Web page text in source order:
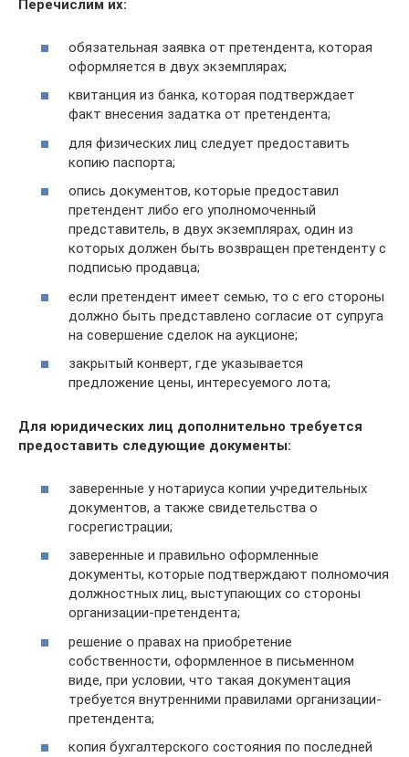
Перечислим их:
обязательная заявка от претендента, которая
оформляется в двух экземплярах;
квитанция из банка, которая подтверждает
факт внесения задатка от претендента;
для физических лиц следует предоставить
копию паспорта;
опись документов, которые предоставил
претендент либо его уполномоченный
представитель, в двух экземплярах, один из
которых должен быть возвращен претенденту с
подписью продавца;
если претендент имеет семью, то с его стороны
должно быть представлено согласие от супруга
на совершение сделок на аукционе;
закрытый конверт, где указывается
предложение цены, интересуемого лота;
Для юридических лиц дополнительно требуется
предоставить следующие документы:
заверенные у нотариуса копии учредительных
документов, а также свидетельства о
госрегистрации;
заверенные и правильно оформленные
документы, которые подтверждают полномочия
должностных лиц, выступающих со стороны
организации-претендента;
решение о правах на приобретение
собственности, оформленное в письменном
виде, при условии, что такая документация
требуется внутренними правилами организации-
претендента;
копия бухгалтерского состояния по последней